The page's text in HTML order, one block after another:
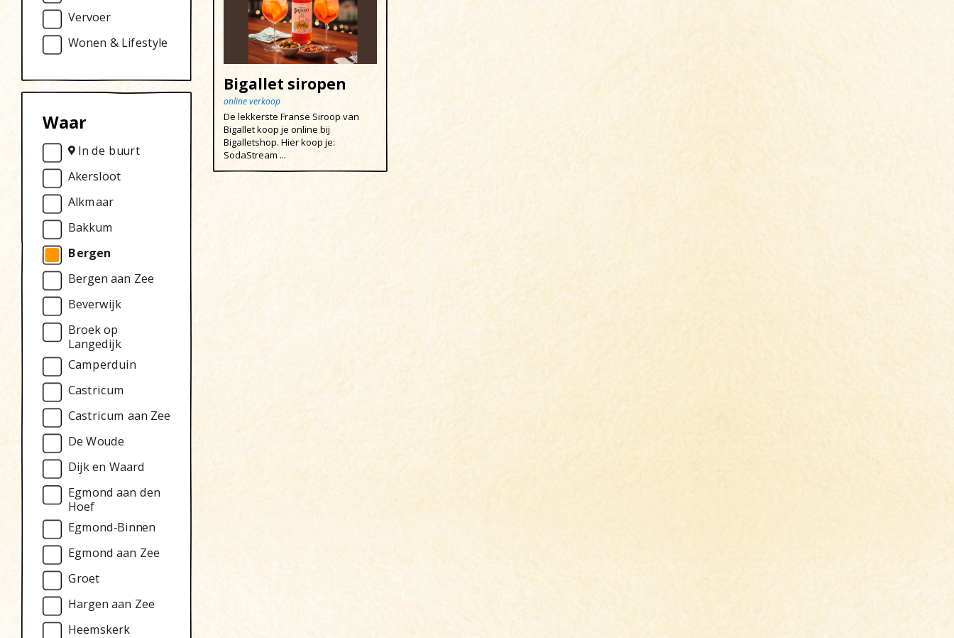
Vervoer
Wonen & Lifestyle
Waar
In de buurt
Akersloot
Alkmaar
Bakkum
Bergen
Bergen aan Zee
Beverwijk
Broek op
Langedijk
Camperduin
Castricum
Castricum aan Zee
De Woude
Dijk en Waard
Egmond aan den
Hoef
Egmond-Binnen
Egmond aan Zee
Groet
Hargen aan Zee
Heemskerk
Bigallet siropen
online verkoop
De lekkerste Franse Siroop van
Bigallet koop je online bij
Bigalletshop. Hier koop je:
SodaStream ...